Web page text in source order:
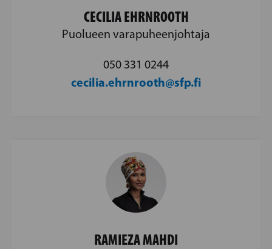
CECILIA EHRNROOTH
Puolueen varapuheenjohtaja
050 331 0244
cecilia.ehrnrooth@sfp.fi
RAMIEZA MAHDI